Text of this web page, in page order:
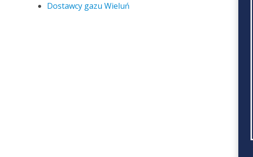
Dostawcy gazu Wieluń